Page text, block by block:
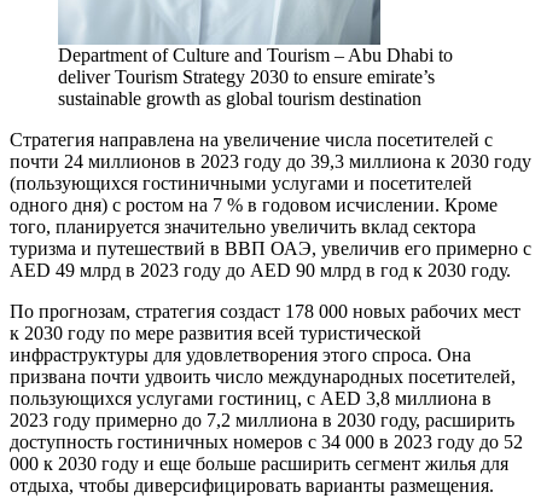
Department of Culture and Tourism – Abu Dhabi to
deliver Tourism Strategy 2030 to ensure emirate’s
sustainable growth as global tourism destination
Стратегия направлена на увеличение числа посетителей с
почти 24 миллионов в 2023 году до 39,3 миллиона к 2030 году
(пользующихся гостиничными услугами и посетителей
одного дня) с ростом на 7 % в годовом исчислении. Кроме
того, планируется значительно увеличить вклад сектора
туризма и путешествий в ВВП ОАЭ, увеличив его примерно с
AED 49 млрд в 2023 году до AED 90 млрд в год к 2030 году.
По прогнозам, стратегия создаст 178 000 новых рабочих мест
к 2030 году по мере развития всей туристической
инфраструктуры для удовлетворения этого спроса. Она
призвана почти удвоить число международных посетителей,
пользующихся услугами гостиниц, с AED 3,8 миллиона в
2023 году примерно до 7,2 миллиона в 2030 году, расширить
доступность гостиничных номеров с 34 000 в 2023 году до 52
000 к 2030 году и еще больше расширить сегмент жилья для
отдыха, чтобы диверсифицировать варианты размещения.